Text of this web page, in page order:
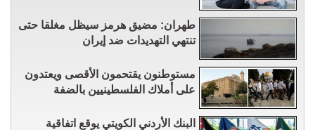
طهران: مضيق هرمز سيظل مغلقا حتى
تنتهي التهديدات ضد إيران
مستوطنون يقتحمون الأقصى ويعتدون
على أملاك الفلسطينيين بالضفة
البنك الأردني الكويتي يوقع اتفاقية